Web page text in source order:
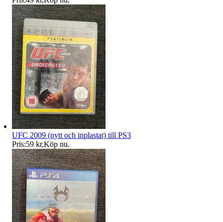
UFC 2009 (nytt och inplastat) till PS3
Pris:59 kr,Köp nu.